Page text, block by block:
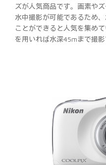
ズが人気商品です。画素や
水中撮影が可能であるため
ことができると人気を集め
を用いれば水深45mまで撮影